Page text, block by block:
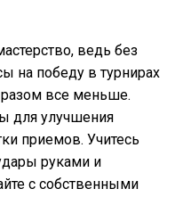
ведь без
на победу в турнирах
все меньше.
для улучшения
приемов. Учитесь
руками и
с собственными